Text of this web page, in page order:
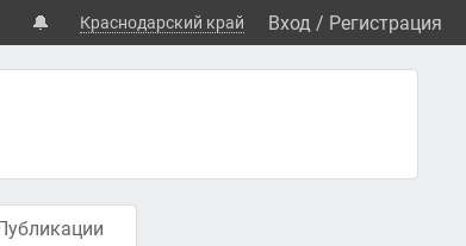
🔔 Краснодарский край Вход / Регистрация